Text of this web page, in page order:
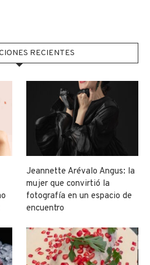
RECIENTES
Jeannette Arévalo Angus: la
mujer que convirtió la
fotografía en un espacio de
encuentro